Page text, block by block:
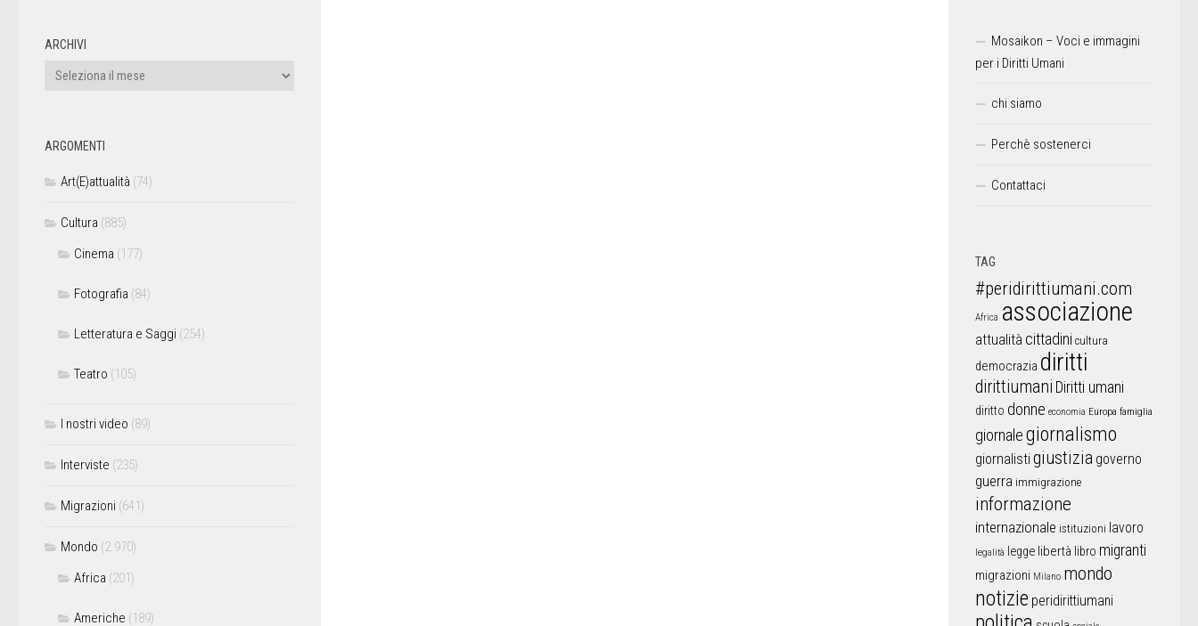
ARCHIVI
ARGOMENTI
Art(E)attualità (74)
Cultura (885)
Cinema (177)
Fotografia (84)
Letteratura e Saggi (254)
Teatro (105)
I nostri video (89)
Interviste (235)
Migrazioni (641)
Mondo (2.970)
Africa (201)
Americhe (189)
Mosaikon – Voci e immagini
per i Diritti Umani
chi siamo
Perchè sostenerci
Contattaci
TAG
#peridirittiumani.com
Africa associazione
attualità cittadini cultura
democrazia diritti
dirittiumani Diritti umani
diritto donne economia Europa famiglia
giornalegiornalismo
giornalistigiustizia governo
guerra immigrazione
informazione
internazionale istituzioni lavoro
legalità legge libertà libro migranti
migrazioni Milano mondo
notizie peridirittiumani